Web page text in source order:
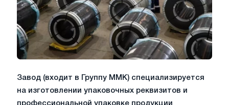
Завод (входит в Группу ММК) специализируется
на изготовлении упаковочных реквизитов и
профессиональной упаковке продукции